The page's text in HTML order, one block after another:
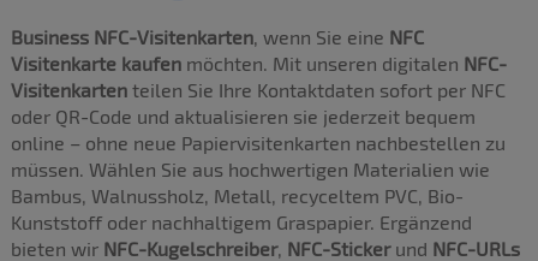
Business NFC-Visitenkarten, wenn Sie eine NFC
Visitenkarte kaufenmöchten. Mit unseren digitalen NFC-
Visitenkartenteilen Sie Ihre Kontaktdaten sofort per NFC
oder QR-Code und aktualisieren sie jederzeit bequem
online – ohne neue Papiervisitenkarten nachbestellen zu
müssen. Wählen Sie aus hochwertigen Materialien wie
Bambus, Walnussholz, Metall, recyceltem PVC, Bio-
Kunststoff oder nachhaltigem Graspapier. Ergänzend
bieten wir NFC-Kugelschreiber, NFC-Stickerund NFC-URLs